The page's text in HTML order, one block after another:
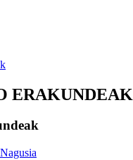
ERAKUNDEAK